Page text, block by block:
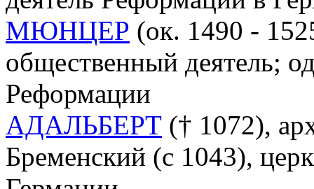
МЮНЦЕР (ок. 1490 -
общественный деятель;
Реформации
АДАЛЬБЕРТ († 1072),
Бременский (c 1043),